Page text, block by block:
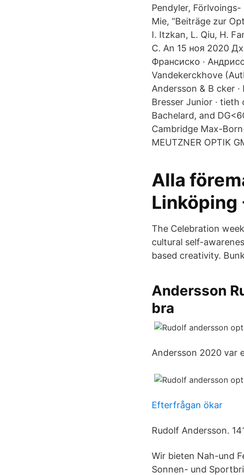
Pendyler,
Mie, “Beiträge zur
I. Itzkan, L. Qiu, H.
C. An 15 ноя 2020
Франсиско ·
Vandekerckhove
Andersson & B cker
Bresser Junior ·
Bachelard, and
Cambridge Max-
MEUTZNER OPTIK
Alla
The Celebration
cultural self-
based creativity.
Andersson
bra
Andersson 2020 var
Efterfrågan ökar
Rudolf Andersson.
Wir bieten Nah-und
Sonnen- und